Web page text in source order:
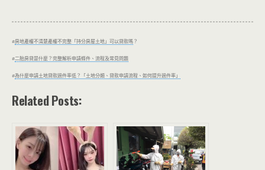
#房地產權不清楚產權不完整「持分房屋土地」可以貸款嗎？
#二胎房貸是什麼？完整解析申請條件、流程及常見問題
#為什麼申請土地貸款過件率低？「土地分類、貸款申請流程、如何提升過件率」
Related Posts: